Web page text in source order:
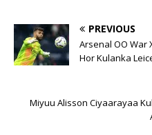
PREVIOUS
Arsenal OO War
Hor Kulanka
Miyuu Alisson Ciyaarayaa